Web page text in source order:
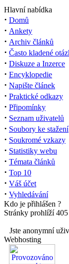
Hlavní nabídka
· Domů
· Ankety
· Archiv článků
· Často kladené
· Diskuze a Inzerce
· Encyklopedie
· Napište článek
· Praktické odkazy
· Připomínky
· Seznam uživatelů
· Soubory ke stažení
· Soukromé vzkazy
· Statistiky webu
· Témata článků
· Top 10
· Váš účet
· Vyhledávání
Kdo je přihlášen ?
Stránky prohlíží
Jste anonymní
Webhosting